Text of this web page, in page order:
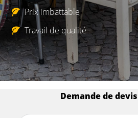
Prix imbattable
Travail de qualité
Demande de